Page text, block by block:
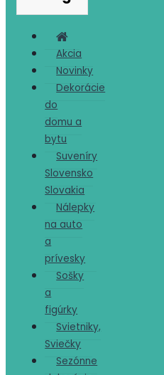
Akcia
Novinky
Dekorácie
do
domu a
bytu
Suveníry
Slovensko
Slovakia
Nálepky
na auto
a
prívesky
Sošky
a
figúrky
Svietniky,
Sviečky
Sezónne